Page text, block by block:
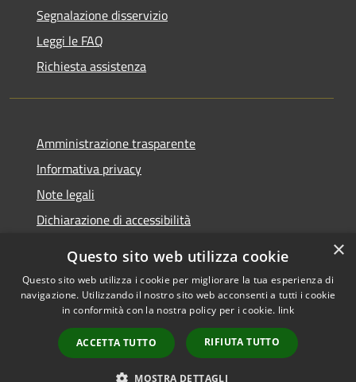
Segnalazione disservizio
Leggi le FAQ
Richiesta assistenza
Amministrazione trasparente
Informativa privacy
Note legali
Dichiarazione di accessibilità
RSS
Accessibilità
Copyright © 2026 • Comune di
Rocca Pietore • Powered by
Municipium•
Accesso
redazione
×
Questo sito web utilizza cookie
Questo sito web utilizza i cookie per migliorare la tua esperienza di
navigazione. Utilizzando il nostro sito web acconsenti a tutti i cookie
in conformità con la nostra policy per i cookie. link
ACCETTA TUTTO RIFIUTA TUTTO
MOSTRA DETTAGLI